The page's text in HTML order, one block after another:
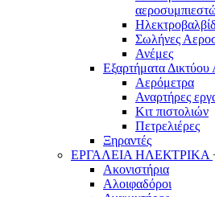
Σωλήνες
Ανέμες
Εξαρτήματα Δικτύου
Αερόμετρα
Αναρτήρες
Κιτ πιστολιών
Πετρελιέρες
Ξηραντές
ΕΡΓΑΛΕΙΑ ΗΛΕΚΤΡΙΚΑ
Ακονιστήρια
Αλοιφαδόροι